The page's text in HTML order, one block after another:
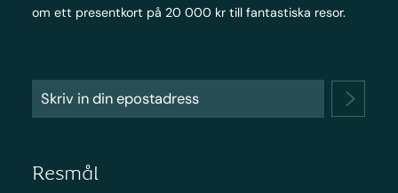
om ett presentkort på 20 000 kr till fantastiska resor.
Resmål